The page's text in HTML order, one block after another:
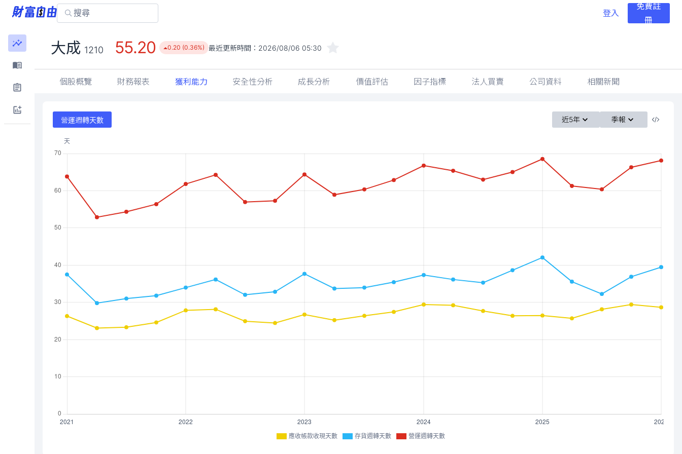
登入
免費註
冊
大成 1210 55.20 0.20 (0.36%) 最近更新時間： 2026/08/06 05:30
個股概覽 財務報表 獲利能力 安全性分析 成長分析 價值評估 因子指標 法人買賣 公司資料 相關新聞
營運週轉天數 近5年 季報
應收帳款收現天數 存貨週轉天數 營運週轉天數